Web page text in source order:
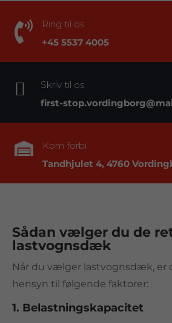

Ring til os
+45 5537 4005

Skriv til os
first-

Kom forbi
Tandhjulet 4, 4760
Sådan vælger du de
lastvognsdæk
Når du vælger lastvognsdæk, er
hensyn til følgende faktorer:
1. Belastningskapacitet